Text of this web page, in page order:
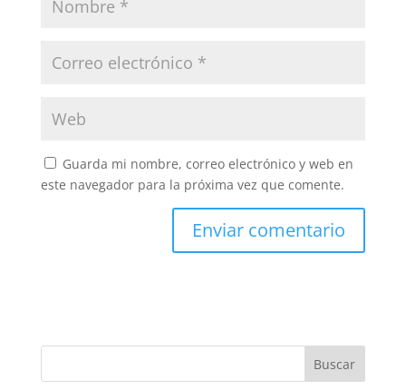
Guarda mi nombre, correo electrónico y web en
este navegador para la próxima vez que comente.
Buscar